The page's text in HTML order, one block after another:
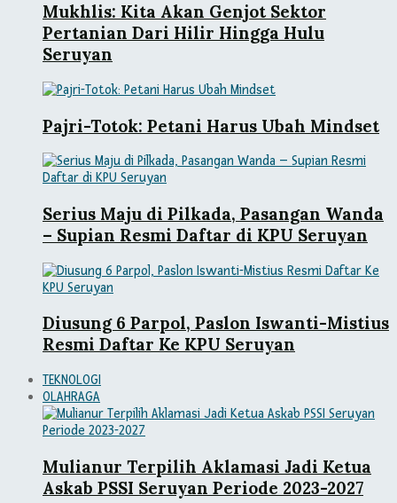
Mukhlis: Kita Akan Genjot Sektor
Pertanian Dari Hilir Hingga Hulu
Seruyan
Pajri-Totok: Petani Harus Ubah Mindset
Serius Maju di Pilkada, Pasangan Wanda
– Supian Resmi Daftar di KPU Seruyan
Diusung 6 Parpol, Paslon Iswanti-Mistius
Resmi Daftar Ke KPU Seruyan
TEKNOLOGI
OLAHRAGA
Mulianur Terpilih Aklamasi Jadi Ketua
Askab PSSI Seruyan Periode 2023-2027